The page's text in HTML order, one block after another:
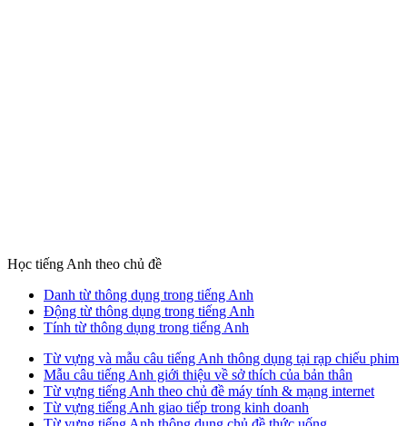
Học tiếng Anh theo chủ đề
Danh từ thông dụng trong tiếng Anh
Động từ thông dụng trong tiếng Anh
Tính từ thông dụng trong tiếng Anh
Từ vựng và mẫu câu tiếng Anh thông dụng tại rạp chiếu phim
Mẫu câu tiếng Anh giới thiệu về sở thích của bản thân
Từ vựng tiếng Anh theo chủ đề máy tính & mạng internet
Từ vựng tiếng Anh giao tiếp trong kinh doanh